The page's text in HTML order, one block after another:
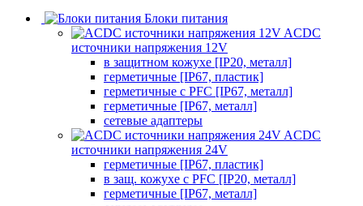
Блоки питания
ACDC
источники напряжения 12V
в защитном кожухе [IP20, металл]
герметичные [IP67, пластик]
герметичные с PFC [IP67, металл]
герметичные [IP67, металл]
сетевые адаптеры
ACDC
источники напряжения 24V
герметичные [IP67, пластик]
в защ. кожухе с PFC [IP20, металл]
герметичные [IP67, металл]